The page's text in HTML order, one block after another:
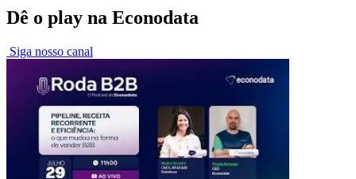
Dê o play na Econodata
Siga nosso canal